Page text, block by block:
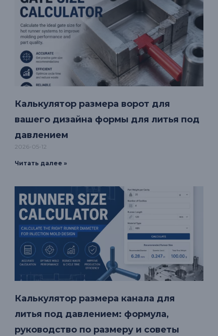
Калькулятор размера ворот для
вашего дизайна формы для литья под
давлением
2026-05-12
Читать далее »
Калькулятор размера канала для
литья под давлением: формула,
руководство по размеру и советы